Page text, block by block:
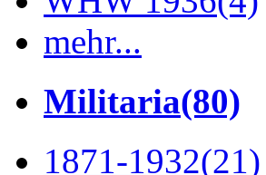
mehr...
Militaria(80)
1871-1932(21)